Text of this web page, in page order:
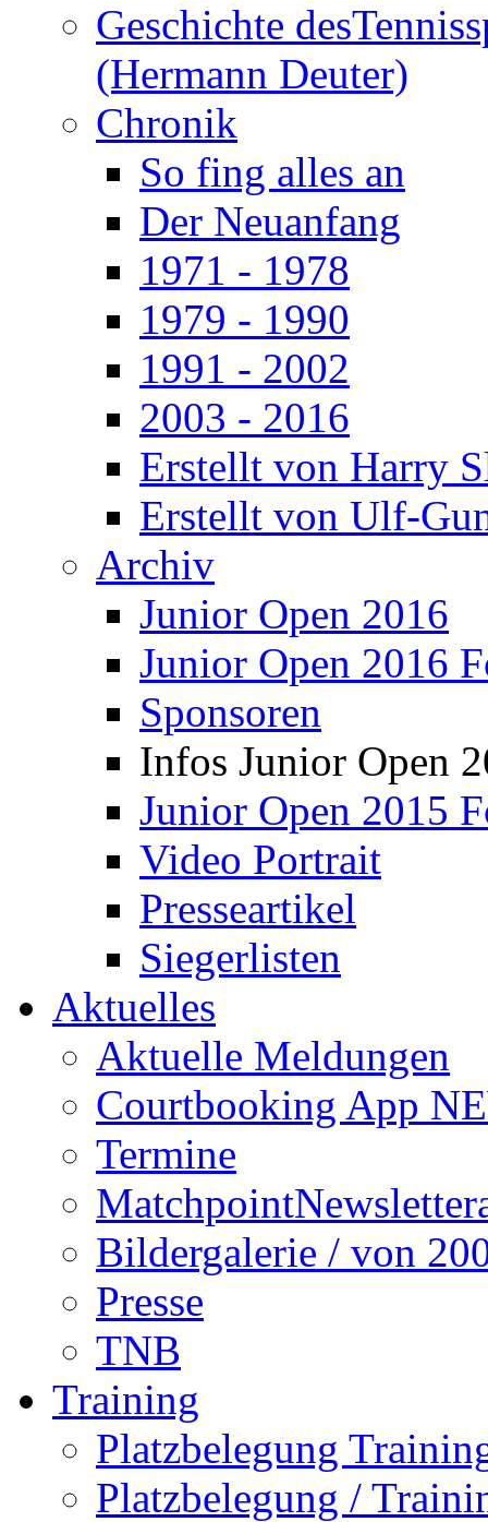
Geschichte
(Hermann Deuter)
Chronik
So fing alles an
Der Neuanfang
1971 - 1978
1979 - 1990
1991 - 2002
2003 - 2016
Erstellt von Harry
Erstellt von Ulf-
Archiv
Junior Open 2016
Junior Open 2016
Sponsoren
Infos Junior Open
Junior Open 2015
Video Portrait
Presseartikel
Siegerlisten
Aktuelles
Aktuelle Meldungen
Courtbooking App
Termine
Matchpoint
Bildergalerie / von
Presse
TNB
Training
Platzbelegung
Platzbelegung /